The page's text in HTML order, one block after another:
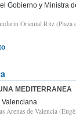
Gobierno y Ministra
Oriental Ritz (Plaza
MEDITERRANEA
Arenas de Valencia